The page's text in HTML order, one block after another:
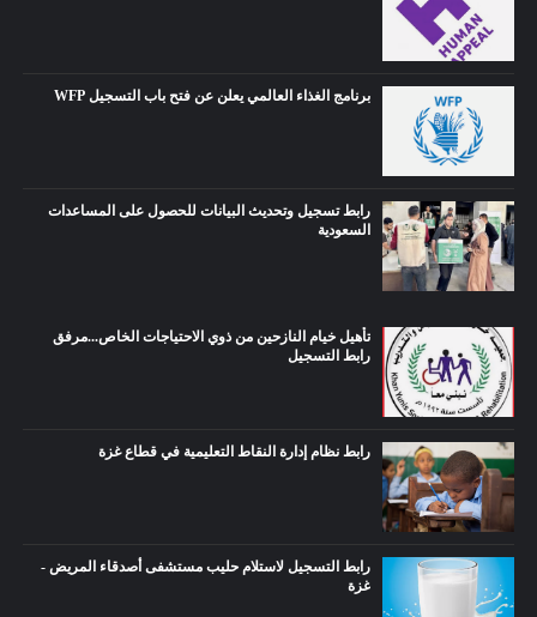
برنامج الغذاء العالمي يعلن عن فتح باب التسجيل WFP
رابط تسجيل وتحديث البيانات للحصول على المساعدات
السعودية
تأهيل خيام النازحين من ذوي الاحتياجات الخاص...مرفق
رابط التسجيل
رابط نظام إدارة النقاط التعليمية في قطاع غزة
رابط التسجيل لاستلام حليب مستشفى أصدقاء المريض -
غزة